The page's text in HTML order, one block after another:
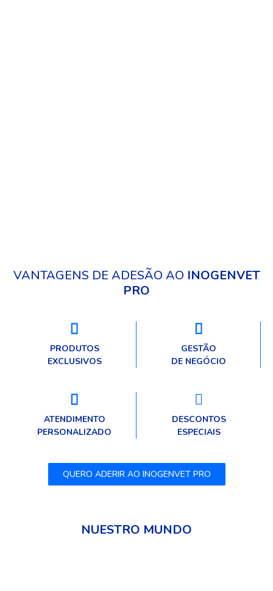
VANTAGENS DE ADESÃO AO INOGENVET
PRO
PRODUTOS
EXCLUSIVOS
GESTÃO
DE NEGÓCIO
ATENDIMENTO
PERSONALIZADO
DESCONTOS
ESPECIAIS
QUERO ADERIR AO INOGENVET PRO
NUESTRO MUNDO